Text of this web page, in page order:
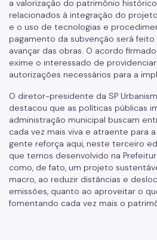
a valorização do patrimônio
relacionados à integração do
e o uso de tecnologias e
pagamento da subvenção será
avançar das obras. O acordo
exime o interessado de
autorizações necessários para a
O diretor-presidente da SP
destacou que as políticas públicas
administração municipal buscam
cada vez mais viva e atraente para
gente reforça aqui, neste terceiro
que temos desenvolvido na
como, de fato, um projeto
macro, ao reduzir distâncias e
emissões, quanto ao aproveitar o
fomentando cada vez mais o